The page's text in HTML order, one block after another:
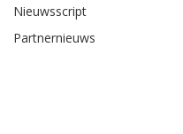
Nieuwsscript
Partnernieuws